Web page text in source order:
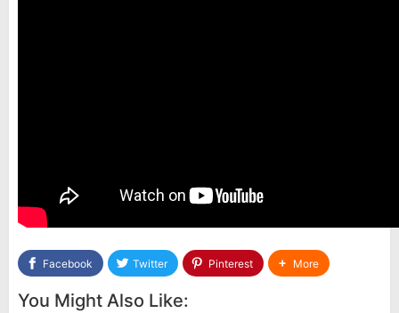
Facebook Twitter Pinterest More
You Might Also Like: